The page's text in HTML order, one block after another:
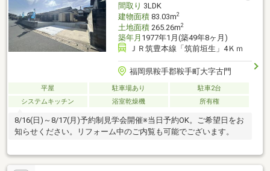
間取り 3LDK
建物面積83.03m2
土地面積265.26m2
築年月 1977年1月(築49年8ヶ月)
ＪＲ筑豊本線「筑前垣生」4Ｋｍ
福岡県鞍手郡鞍手町大字古門
平屋 駐車場あり
駐車2台
システムキッチン
浴室乾燥機 所有権
8/16(日)～8/17(月)予約制見学会開催※当日予約OK。ご希望日をお
知らせください。リフォーム中のご内覧も可能でございます。